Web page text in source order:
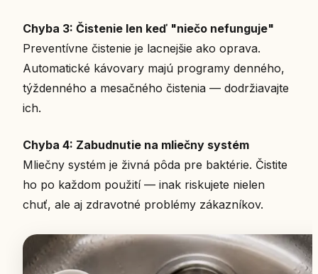
Chyba 3: Čistenie len keď "niečo nefunguje"
Preventívne čistenie je lacnejšie ako oprava.
Automatické kávovary majú programy denného,
týždenného a mesačného čistenia — dodržiavajte
ich.
Chyba 4: Zabudnutie na mliečny systém
Mliečny systém je živná pôda pre baktérie. Čistite
ho po každom použití — inak riskujete nielen
chuť, ale aj zdravotné problémy zákazníkov.